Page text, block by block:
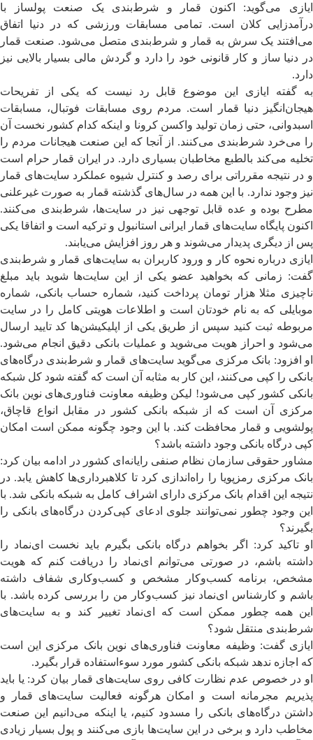
ایازی می‌گوید: اکنون قمار و شرط‌بندی یک صنعت پولساز با
درآمدزایی کلان است. تمامی ‌مسابقات ورزشی که در دنیا اتفاق
می‌افتند یک سرش به قمار و شرط‌بندی متصل می‌شود. صنعت قمار
در دنیا ساز و کار قانونی خود را دارد و گردش مالی بسیار بالایی نیز
دارد.
به گفته ایازی این موضوع قابل رد نیست که یکی از تفریحات
هیجان‌انگیز دنیا قمار است. مردم روی مسابقات فوتبال، مسابقات
اسبدوانی، حتی زمان تولید واکسن کرونا و اینکه کدام کشور نخست آن
را می‌خرد شرط‌بندی می‌کنند. از آنجا که این صنعت هیجانات مردم را
تخلیه می‌کند بالطبع مخاطبان بسیاری دارد. در ایران قمار حرام است
و در نتیجه مقرراتی برای رصد و کنترل شیوه عملکرد سایت‌های قمار
نیز وجود ندارد. با این همه در سال‌های گذشته قمار به صورت غیرعلنی
مطرح بوده و عده قابل توجهی نیز در سایت‌ها، شرط‌بندی می‌کنند.
اکنون پایگاه سایت‌های قمار ایرانی استانبول و ترکیه است و اتفاقا یکی
پس از دیگری پدیدار می‌شوند و هر روز افزایش می‌یابند.
ایازی درباره نحوه کار و ورود کاربران به سایت‌های قمار و شرط‌بندی
گفت: زمانی که بخواهید عضو یکی از این سایت‌ها شوید باید مبلغ
ناچیزی مثلا هزار تومان پرداخت کنید، شماره حساب بانکی، شماره
موبایلی که به نام خودتان است و اطلاعات هویتی کامل را در سایت
مربوطه ثبت کنید سپس از طریق یکی از اپلیکیشن‌ها کد تایید ارسال
می‌شود و احراز هویت می‌شوید و عملیات بانکی دقیق انجام می‌شود.
او افزود: بانک مرکزی می‌گوید سایت‌های قمار و شرط‌بندی درگاه‌های
بانکی را کپی می‌کنند، این کار به مثابه آن است که گفته شود کل شبکه
بانکی کشور کپی می‌شود! لیکن وظیفه معاونت فناوری‌های نوین بانک
مرکزی آن است که از شبکه بانکی کشور در مقابل انواع قاچاق،
پولشویی و قمار محافظت کند. با این وجود چگونه ممکن است امکان
کپی درگاه بانکی وجود داشته باشد؟
مشاور حقوقی سازمان نظام صنفی رایانه‌ای کشور در ادامه بیان کرد:
بانک مرکزی رمزپویا را راه‌اندازی کرد تا کلاهبرداری‌ها کاهش یابد. در
نتیجه این اقدام بانک مرکزی دارای اشراف کامل به شبکه بانکی شد. با
این وجود چطور نمی‌توانند جلوی ادعای کپی‌کردن درگاه‌های بانکی را
بگیرند؟
او تاکید کرد: اگر بخواهم درگاه بانکی بگیرم باید نخست ای‌نماد را
داشته باشم، در صورتی می‌توانم ای‌نماد را دریافت کنم که هویت
مشخص، برنامه کسب‌و‌کار مشخص و کسب‌و‌کاری شفاف داشته
باشم و کارشناس ای‌نماد نیز کسب‌و‌کار من را بررسی کرده باشد. با
این همه چطور ممکن است که ای‌نماد تغییر کند و به سایت‌های
شرط‌بندی منتقل شود؟
ایازی گفت: وظیفه معاونت فناوری‌های نوین بانک مرکزی این است
که اجازه ندهد شبکه بانکی کشور مورد سوءاستفاده قرار بگیرد.
او در خصوص عدم نظارت کافی روی سایت‌های قمار بیان کرد: یا باید
پذیریم مجرمانه است و امکان هرگونه فعالیت سایت‌های قمار و
داشتن درگاه‌های بانکی را مسدود کنیم، یا اینکه می‌دانیم این صنعت
مخاطب دارد و برخی در این سایت‌ها بازی می‌کنند و پول بسیار زیادی